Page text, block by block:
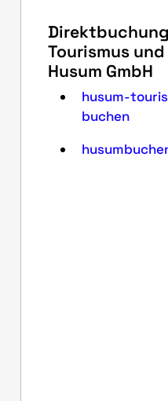
Tourismus
Husum GmbH
husum-
buchen